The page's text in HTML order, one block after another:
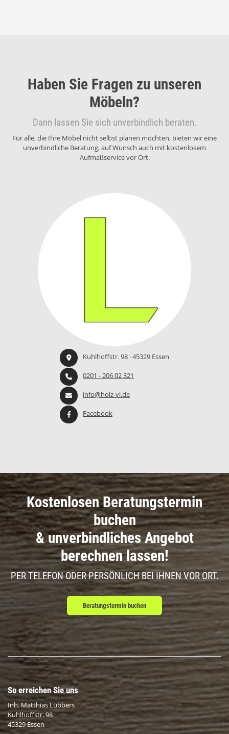
Haben Sie Fragen zu unseren
Möbeln?
Dann lassen Sie sich unverbindlich beraten.
Für alle, die Ihre Möbel nicht selbst planen möchten, bieten wir eine
unverbindliche Beratung, auf Wunsch auch mit kostenlosem
Aufmaßservice vor Ort.
Kuhlhoffstr. 98 · 45329 Essen
0201 - 206 02 321
info@holz-vl.de
Facebook
Kostenlosen Beratungstermin
buchen
& unverbindliches Angebot
berechnen lassen!
PER TELEFON ODER PERSÖNLICH BEI IHNEN VOR ORT.
Beratungstermin buchen
So erreichen Sie uns
Inh. Matthias Lübbers
Kuhlhoffstr. 98
45329 Essen